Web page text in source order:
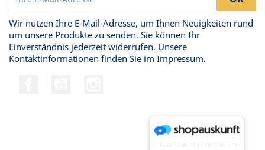
Wir nutzen Ihre E-Mail-Adresse, um Ihnen Neuigkeiten rund
um unsere Produkte zu senden. Sie können Ihr
Einverständnis jederzeit widerrufen. Unsere
Kontaktinformationen finden Sie im Impressum.